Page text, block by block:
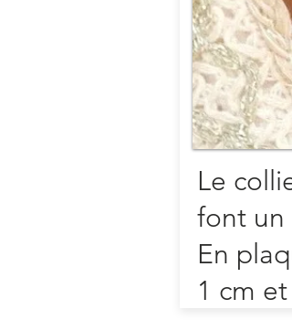
Bracelet
plaqué or
breloque est
2cm de
Possibilité
recto/verso.
Le
font un
En
1 cm